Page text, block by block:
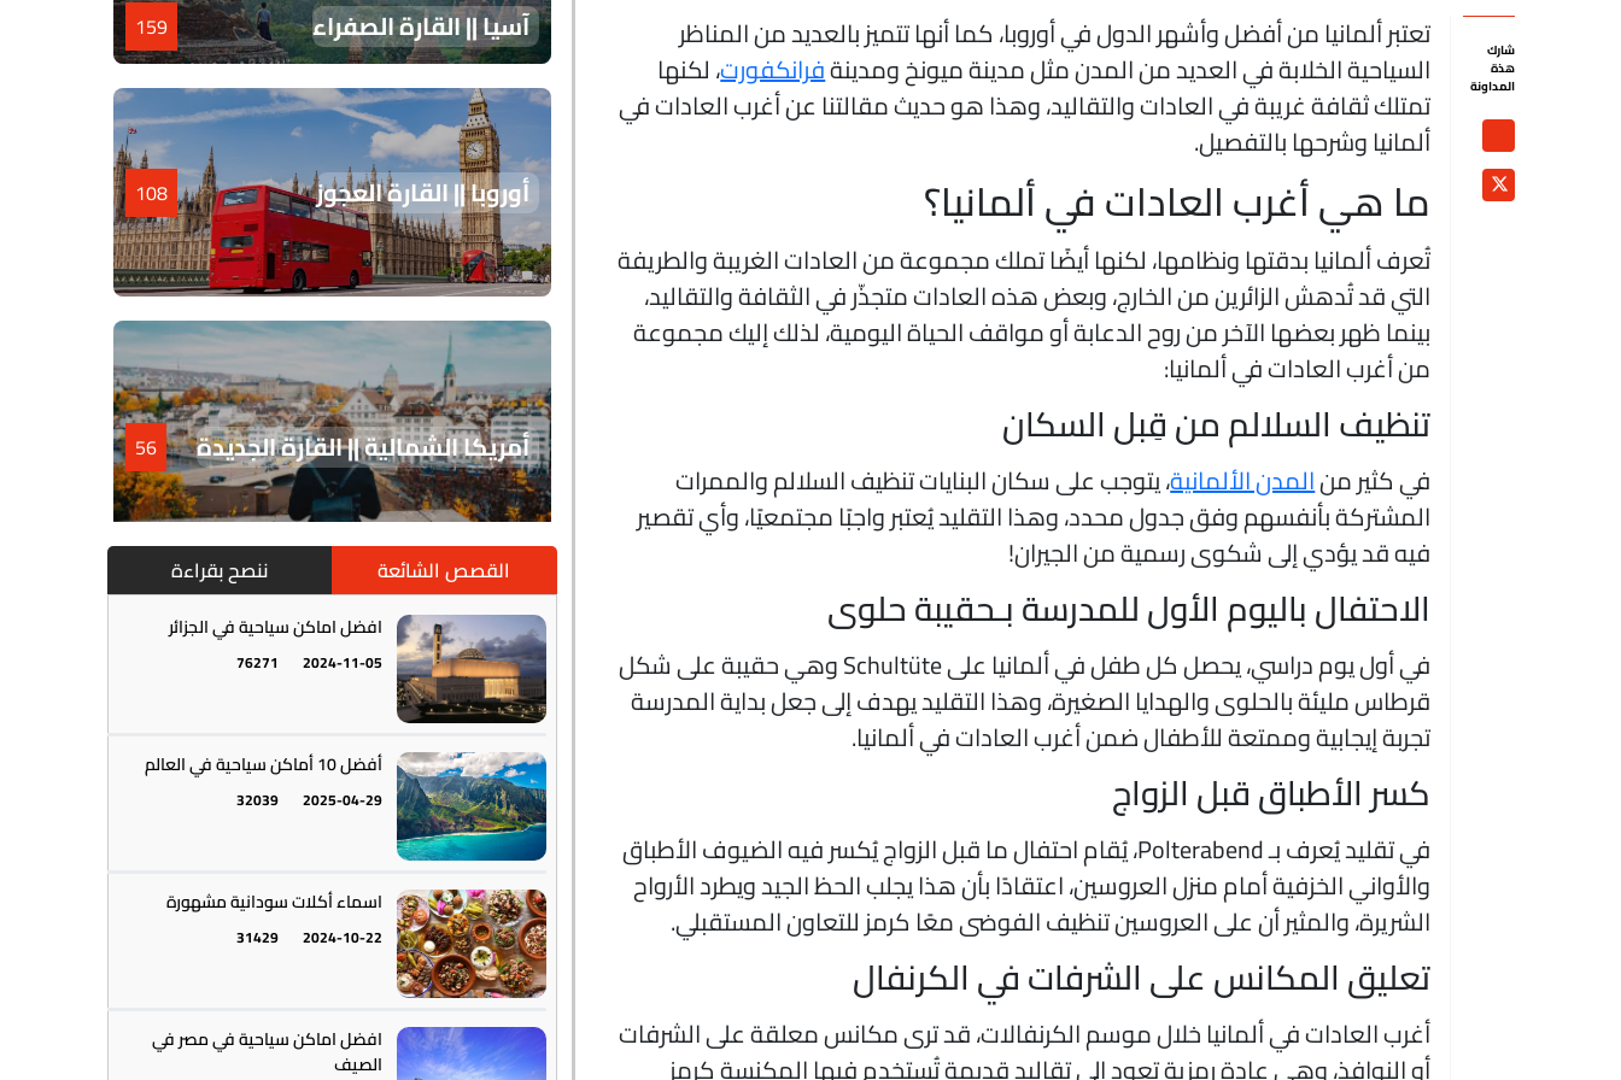
شارك
هذة
المداونة
تعتبر ألمانيا من أفضل وأشهر الدول في أوروبا، كما أنها تتميز بالعديد من المناظر
السياحية الخلابة في العديد من المدن مثل مدينة ميونخ ومدينةفرانكفورت، لكنها
تمتلك ثقافة غريبة في العادات والتقاليد، وهذا هو حديث مقالتنا عن أغرب العادات في
ألمانيا وشرحها بالتفصيل.
ما هي أغرب العادات في ألمانيا؟
تُعرف ألمانيا بدقتها ونظامها، لكنها أيضًا تملك مجموعة من العادات الغريبة والطريفة
التي قد تُدهش الزائرين من الخارج، وبعض هذه العادات متجذّر في الثقافة والتقاليد،
بينما ظهر بعضها الآخر من روح الدعابة أو مواقف الحياة اليومية، لذلك إليك مجموعة
من أغرب العادات في ألمانيا:
تنظيف السلالم من قِبل السكان
في كثير منالمدن الألمانية، يتوجب على سكان البنايات تنظيف السلالم والممرات
المشتركة بأنفسهم وفق جدول محدد، وهذا التقليد يُعتبر واجبًا مجتمعيًا، وأي تقصير
فيه قد يؤدي إلى شكوى رسمية من الجيران!
الاحتفال باليوم الأول للمدرسة بـحقيبة حلوى
في أول يوم دراسي، يحصل كل طفل في ألمانيا على Schultüte وهي حقيبة على شكل
قرطاس مليئة بالحلوى والهدايا الصغيرة، وهذا التقليد يهدف إلى جعل بداية المدرسة
تجربة إيجابية وممتعة للأطفال ضمن أغرب العادات في ألمانيا.
كسر الأطباق قبل الزواج
في تقليد يُعرف بـ Polterabend، يُقام احتفال ما قبل الزواج يُكسر فيه الضيوف الأطباق
والأواني الخزفية أمام منزل العروسين، اعتقادًا بأن هذا يجلب الحظ الجيد ويطرد الأرواح
الشريرة، والمثير أن على العروسين تنظيف الفوضى معًا كرمز للتعاون المستقبلي.
تعليق المكانس على الشرفات في الكرنفال
أغرب العادات في ألمانيا خلال موسم الكرنفالات، قد ترى مكانس معلقة على الشرفات
أو النوافذ، وهي عادة رمزية تعود إلى تقاليد قديمة تُستخدم فيها المكنسة كرمز
آسيا || القارة الصفراء 159
أوروبا || القارة العجوز 108
أمريكا الشمالية || القارة الجديدة 56
أمريكا الجنوبية || القارة اللاتينية
أستراليا || أوقيانوسيا
القصص الشائعة ننصح بقراءة
افضل اماكن سياحية في الجزائر
2024-11-05
76271
أفضل 10 أماكن سياحية في العالم
2025-04-29
32039
اسماء أكلات سودانية مشهورة
2024-10-22
31429
افضل اماكن سياحية في مصر في
الصيف